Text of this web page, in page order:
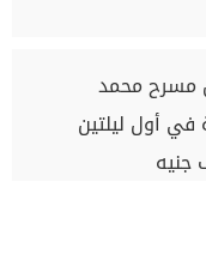
مسرح محمد
في أول ليلتين